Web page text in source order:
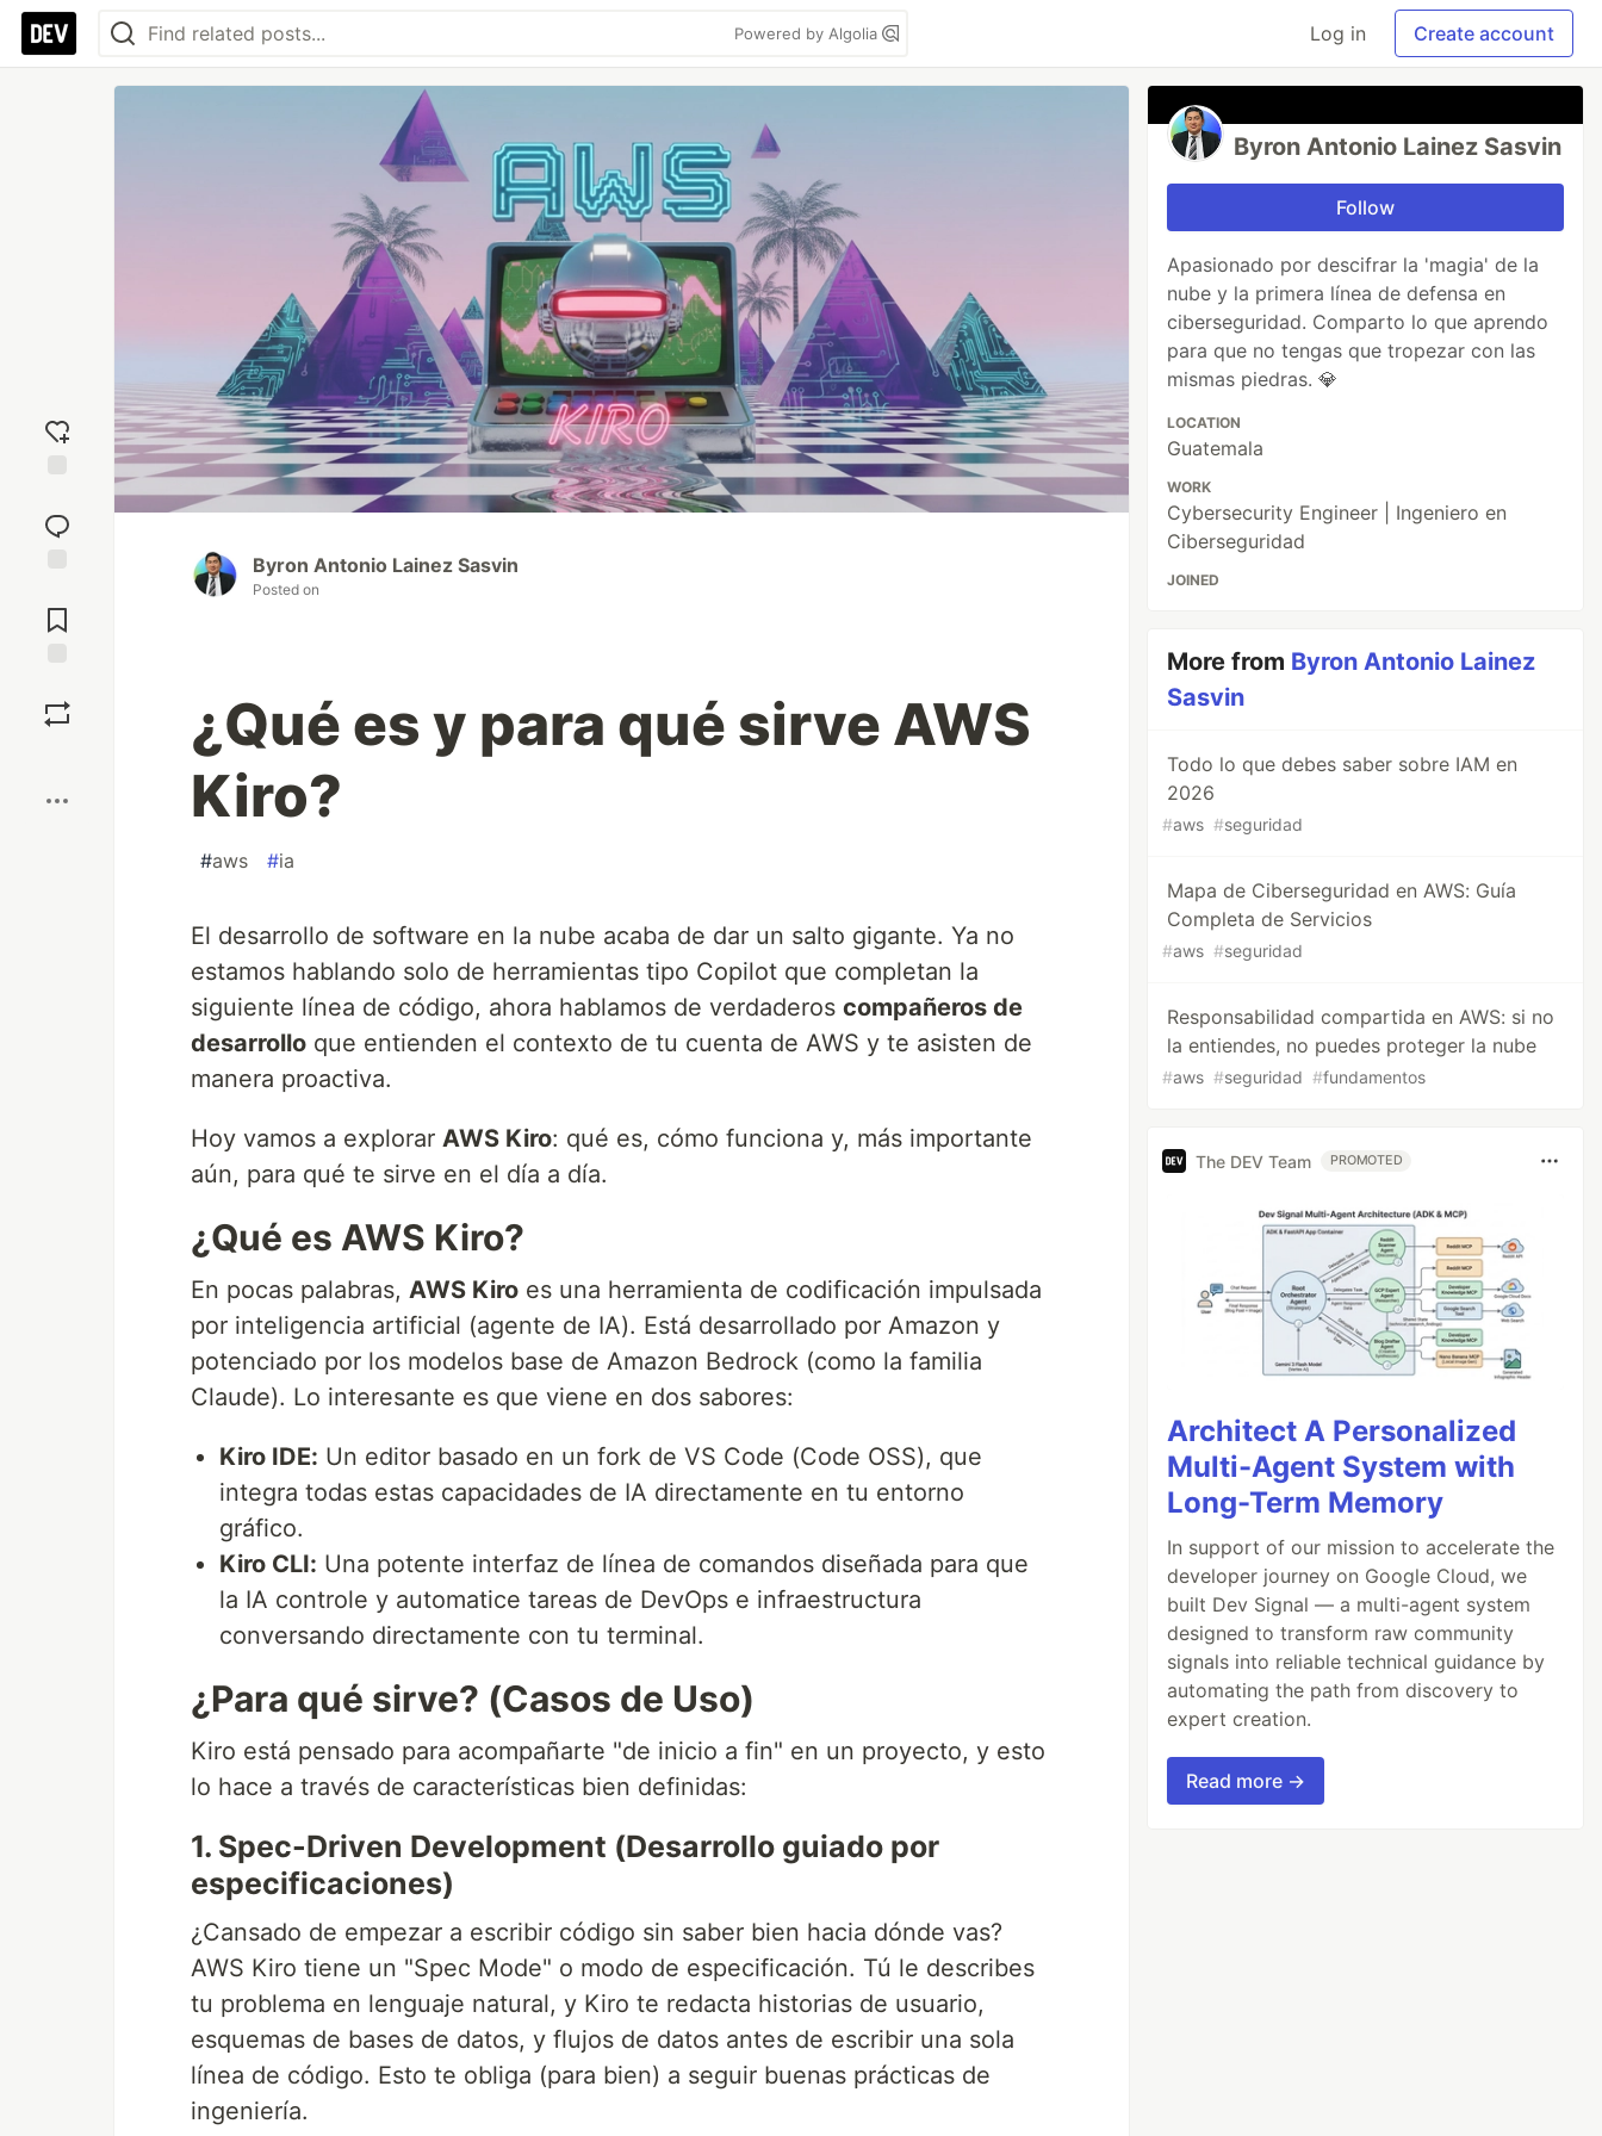
Powered by Algolia Log in Create account
reaction
Comments
Byron Antonio Lainez Sasvin
Posted on
¿Qué es y para qué sirve AWS
Kiro?
#aws #ia
El desarrollo de software en la nube acaba de dar un salto gigante. Ya no
estamos hablando solo de herramientas tipo Copilot que completan la
siguiente línea de código, ahora hablamos de verdaderos compañeros de
desarrollo que entienden el contexto de tu cuenta de AWS y te asisten de
manera proactiva.
Hoy vamos a explorar AWS Kiro: qué es, cómo funciona y, más importante
aún, para qué te sirve en el día a día.
¿Qué es AWS Kiro?
En pocas palabras, AWS Kiro es una herramienta de codificación impulsada
por inteligencia artificial (agente de IA). Está desarrollado por Amazon y
potenciado por los modelos base de Amazon Bedrock (como la familia
Claude). Lo interesante es que viene en dos sabores:
Kiro IDE: Un editor basado en un fork de VS Code (Code OSS), que
integra todas estas capacidades de IA directamente en tu entorno
gráfico.
Kiro CLI: Una potente interfaz de línea de comandos diseñada para que
la IA controle y automatice tareas de DevOps e infraestructura
conversando directamente con tu terminal.
¿Para qué sirve? (Casos de Uso)
Kiro está pensado para acompañarte "de inicio a fin" en un proyecto, y esto
lo hace a través de características bien definidas:
1. Spec-Driven Development (Desarrollo guiado por
especificaciones)
¿Cansado de empezar a escribir código sin saber bien hacia dónde vas?
AWS Kiro tiene un "Spec Mode" o modo de especificación. Tú le describes
tu problema en lenguaje natural, y Kiro te redacta historias de usuario,
esquemas de bases de datos, y flujos de datos antes de escribir una sola
línea de código. Esto te obliga (para bien) a seguir buenas prácticas de
ingeniería.
Byron Antonio Lainez Sasvin
Follow
Apasionado por descifrar la 'magia' de la
nube y la primera línea de defensa en
ciberseguridad. Comparto lo que aprendo
para que no tengas que tropezar con las
mismas piedras. 💎
LOCATION
Guatemala
WORK
Cybersecurity Engineer | Ingeniero en
Ciberseguridad
JOINED
More from Byron Antonio Lainez
Sasvin
Todo lo que debes saber sobre IAM en
2026
#aws #seguridad
Mapa de Ciberseguridad en AWS: Guía
Completa de Servicios
#aws #seguridad
Responsabilidad compartida en AWS: si no
la entiendes, no puedes proteger la nube
#aws #seguridad #fundamentos
The DEV Team PROMOTED
Architect A Personalized
Multi-Agent System with
Long-Term Memory
In support of our mission to accelerate the
developer journey on Google Cloud, we
built Dev Signal — a multi-agent system
designed to transform raw community
signals into reliable technical guidance by
automating the path from discovery to
expert creation.
Read more →